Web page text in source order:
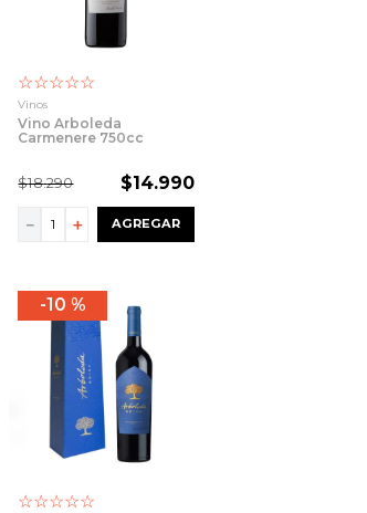
☆☆☆☆☆
Vinos
Vino Arboleda
Carmenere 750cc
$18.290 $14.990
＋
－ AGREGAR
10 %
☆☆☆☆☆